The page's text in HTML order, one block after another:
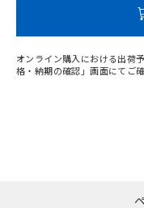
オンライン購入における出荷
格・納期の確認」画面にてご